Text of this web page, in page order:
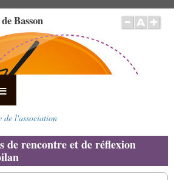
Basson
de l'association
de rencontre et de réflexion